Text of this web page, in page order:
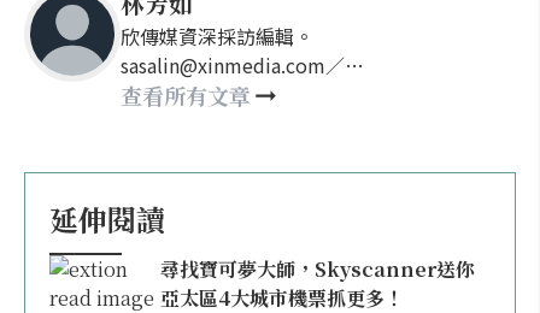
欣傳媒資深採訪編輯。
sasalin@xinmedia.com／
happy21917@gmail.com
查看所有文章
延伸閱讀
尋找寶可夢大師，Skyscanner送你
亞太區4大城市機票抓更多！